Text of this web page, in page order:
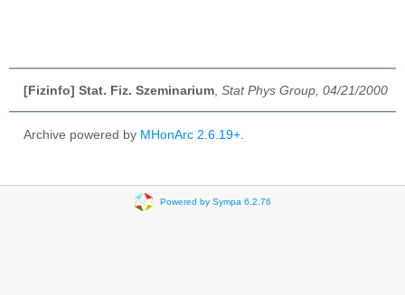
[Fizinfo] Stat. Fiz. Szeminarium Stat Phys Group, 04/21/2000
Archive powered by MHonArc 2.6.19+
Powered by Sympa 6.2.76